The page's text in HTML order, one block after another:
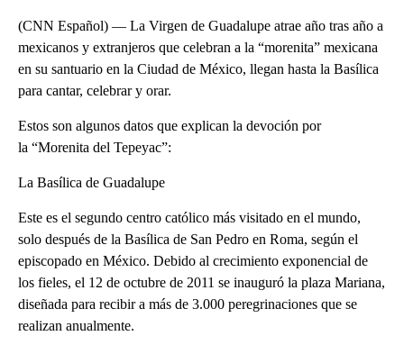
(CNN Español) –– La Virgen de Guadalupe atrae año tras año a
mexicanos y extranjeros que celebran a la “morenita” mexicana
en su santuario en la Ciudad de México, llegan hasta la Basílica
para cantar, celebrar y orar.
Estos son algunos datos que explican la devoción por
la “Morenita del Tepeyac”:
La Basílica de Guadalupe
Este es el segundo centro católico más visitado en el mundo,
solo después de la Basílica de San Pedro en Roma, según el
episcopado en México. Debido al crecimiento exponencial de
los fieles, el 12 de octubre de 2011 se inauguró la plaza Mariana,
diseñada para recibir a más de 3.000 peregrinaciones que se
realizan anualmente.